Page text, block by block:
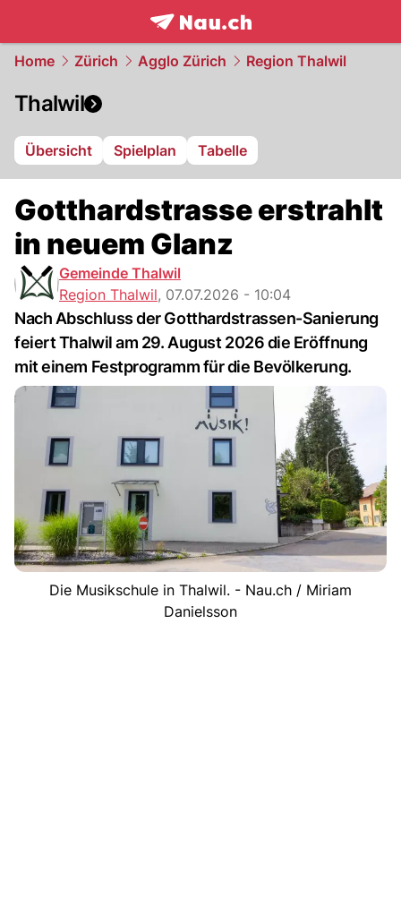
frontpage.NAU.ch
Home Zürich Agglo Zürich Region Thalwil
Thalwil
Übersicht Spielplan Tabelle
Gotthardstrasse erstrahlt
in neuem Glanz
Gemeinde Thalwil
Region Thalwil, 07.07.2026 - 10:04
Nach Abschluss der Gotthardstrassen-Sanierung
feiert Thalwil am 29. August 2026 die Eröffnung
mit einem Festprogramm für die Bevölkerung.
Die Musikschule in Thalwil. - Nau.ch / Miriam
Danielsson